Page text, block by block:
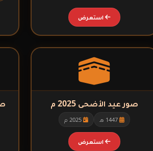
استعرض
صور عيد الأضحى 2025 م
1447 هـ 2025 م
استعرض